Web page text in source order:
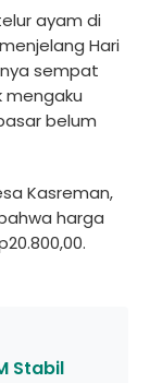
ayam di
Hari
sempat
mengaku
belum
Kasreman,
harga
Stabil